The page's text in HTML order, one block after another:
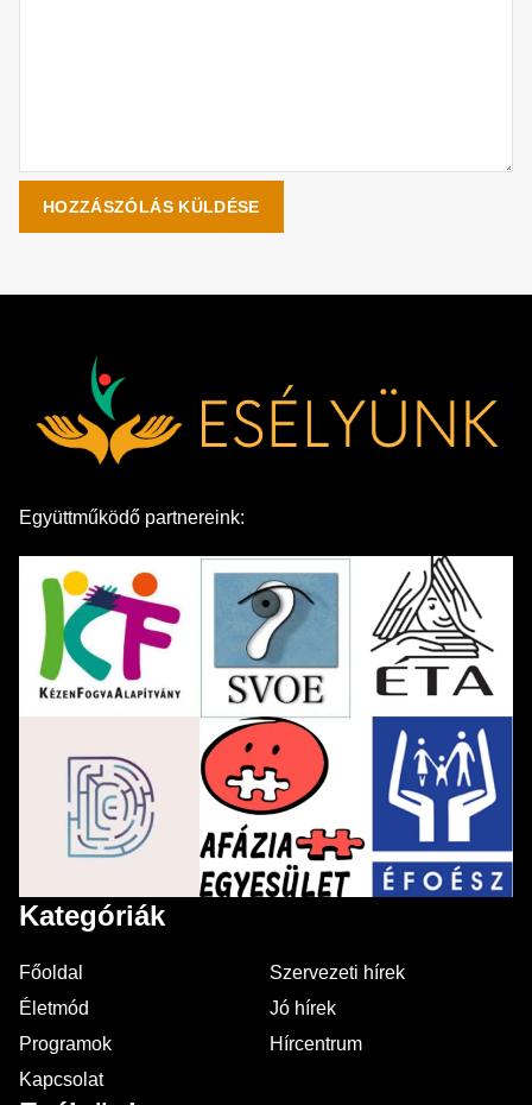
Együttműködő partnereink:
Kategóriák
Főoldal
Szervezeti hírek
Életmód
Jó hírek
Programok
Hírcentrum
Kapcsolat